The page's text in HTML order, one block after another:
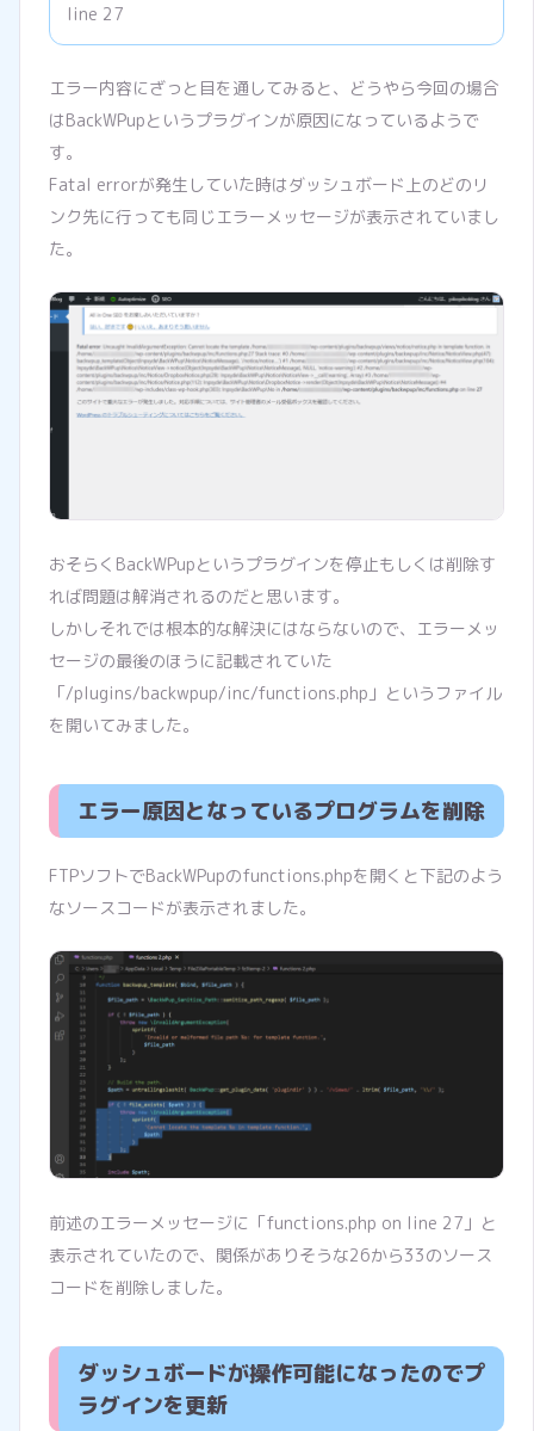
line 27
エラー内容にざっと目を通してみると、どうやら今回の場合
はBackWPupというプラグインが原因になっているようで
す。
Fatal errorが発生していた時はダッシュボード上のどのリ
ンク先に行っても同じエラーメッセージが表示されていまし
た。
おそらくBackWPupというプラグインを停止もしくは削除す
れば問題は解消されるのだと思います。
しかしそれでは根本的な解決にはならないので、エラーメッ
セージの最後のほうに記載されていた
「/plugins/backwpup/inc/functions.php」というファイル
を開いてみました。
エラー原因となっているプログラムを削除
FTPソフトでBackWPupのfunctions.phpを開くと下記のよう
なソースコードが表示されました。
前述のエラーメッセージに「functions.php on line 27」と
表示されていたので、関係がありそうな26から33のソース
コードを削除しました。
ダッシュボードが操作可能になったのでプ
ラグインを更新